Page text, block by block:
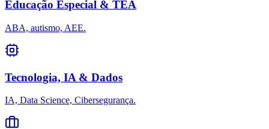
Educação Especial & TEA
ABA, autismo, AEE.
Tecnologia, IA & Dados
IA, Data Science, Cibersegurança.